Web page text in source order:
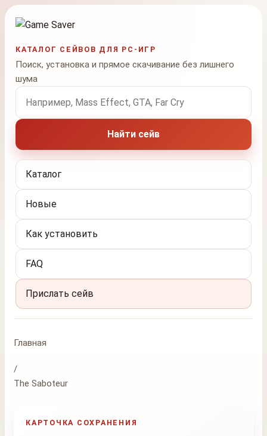
КАТАЛОГ СЕЙВОВ ДЛЯ PC-ИГР
Поиск, установка и прямое скачивание без лишнего
шума
Поиск по названию игры
Найти сейв
Каталог
Новые
Как установить
FAQ
Прислать сейв
Главная
/
The Saboteur
КАРТОЧКА СОХРАНЕНИЯ